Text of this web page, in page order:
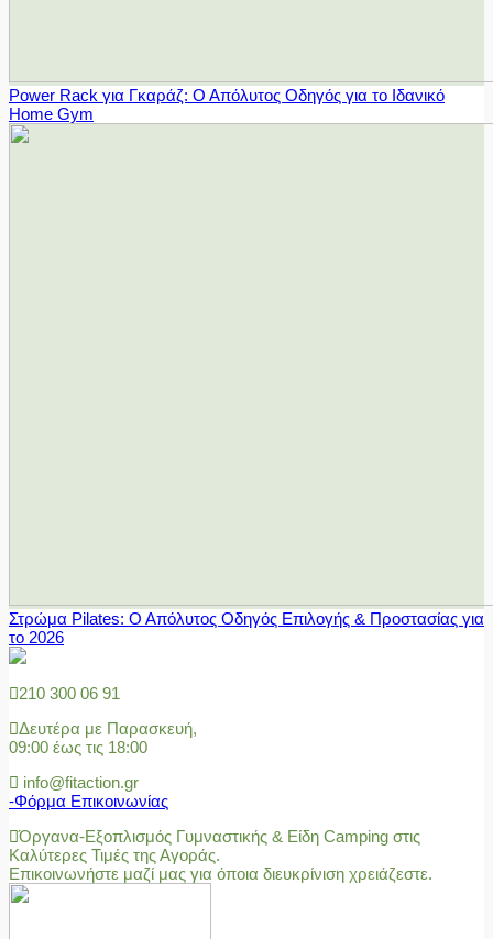
Power Rack για Γκαράζ: Ο Απόλυτος Οδηγός για το Ιδανικό
Home Gym
Στρώμα Pilates: Ο Απόλυτος Οδηγός Επιλογής & Προστασίας για
το 2026
210 300 06 91
Δευτέρα με Παρασκευή,
09:00 έως τις 18:00
info@fitaction.gr
-Φόρμα Επικοινωνίας
Όργανα-Εξοπλισμός Γυμναστικής & Είδη Camping στις
Καλύτερες Τιμές της Αγοράς.
Επικοινωνήστε μαζί μας για όποια διευκρίνιση χρειάζεστε.